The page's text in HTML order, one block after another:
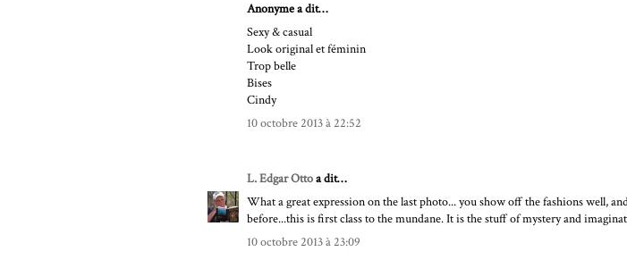
Anonyme a dit…
Sexy & casual
Look original et féminin
Trop belle
Bises
Cindy
10 octobre 2013 à 22:52
L. Edgar Ottoa dit…
What a great expression on the last photo... you show off the fashions well,
before...this is first class to the mundane. It is the stuff of mystery and
10 octobre 2013 à 23:09